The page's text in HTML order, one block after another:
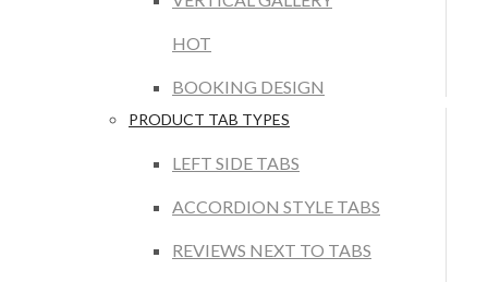
HOT
BOOKING DESIGN
PRODUCT TAB TYPES
LEFT SIDE TABS
ACCORDION STYLE TABS
REVIEWS NEXT TO TABS